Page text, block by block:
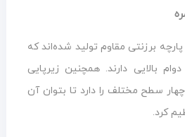
برزنتی مقاوم تولید شده‌اند که
بالایی دارند. همچنین زیرپایی
سطح مختلف را دارد تا بتوان آن
کرد.